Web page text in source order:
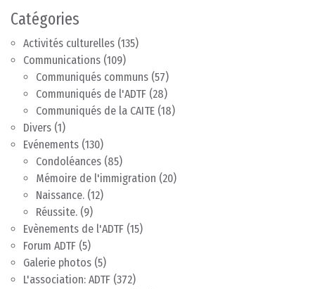
Catégories
Activités culturelles (135)
Communications (109)
Communiqués communs (57)
Communiqués de l'ADTF (28)
Communiqués de la CAITE (18)
Divers (1)
Evénements (130)
Condoléances (85)
Mémoire de l'immigration (20)
Naissance. (12)
Réussite. (9)
Evènements de l'ADTF (15)
Forum ADTF (5)
Galerie photos (5)
L'association: ADTF (372)